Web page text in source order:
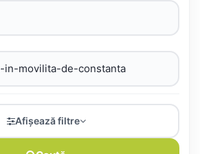
Afișează filtre